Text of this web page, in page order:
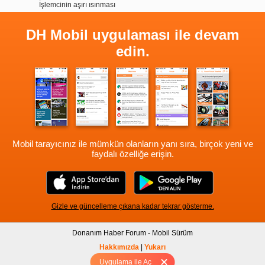
Uygulama ile Aç
İşlemcinin aşırı ısınması
DH Mobil uygulaması ile devam
edin.
Mobil tarayıcınız ile mümkün olanların yanı sıra, birçok yeni ve
faydalı özelliğe erişin.
Gizle ve güncelleme çıkana kadar tekrar gösterme.
Donanım Haber Forum - Mobil Sürüm
Hakkımızda
Yukarı